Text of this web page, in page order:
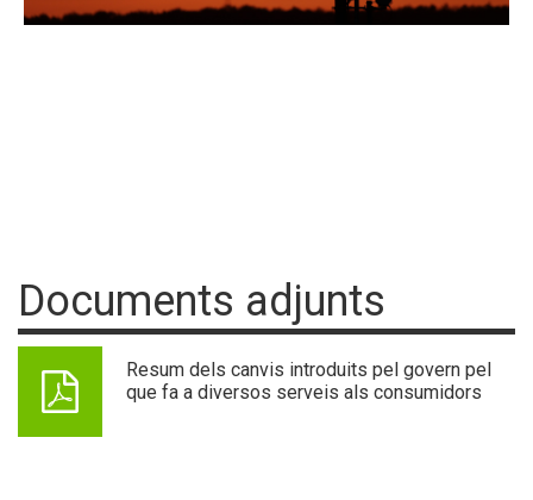
Documents adjunts
Resum dels canvis introduits pel govern pel
que fa a diversos serveis als consumidors